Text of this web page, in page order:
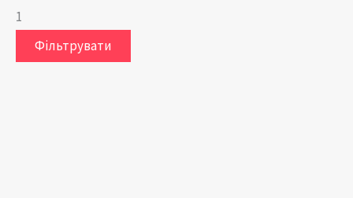
1
Фільтрувати